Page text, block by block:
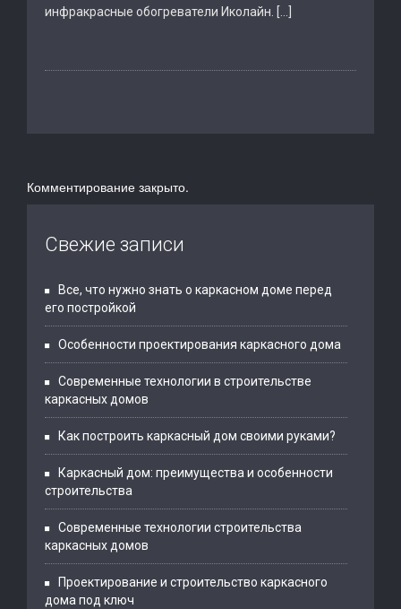
инфракрасные обогреватели Иколайн. […]
Комментирование закрыто.
Свежие записи
Все, что нужно знать о каркасном доме перед
его постройкой
Особенности проектирования каркасного дома
Современные технологии в строительстве
каркасных домов
Как построить каркасный дом своими руками?
Каркасный дом: преимущества и особенности
строительства
Современные технологии строительства
каркасных домов
Проектирование и строительство каркасного
дома под ключ